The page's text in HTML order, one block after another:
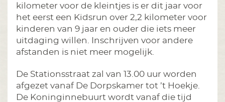
kilometer voor de kleintjes is er dit jaar voor
het eerst een Kidsrun over 2,2 kilometer voor
kinderen van 9 jaar en ouder die iets meer
uitdaging willen. Inschrijven voor andere
afstanden is niet meer mogelijk.
De Stationsstraat zal van 13.00 uur worden
afgezet vanaf De Dorpskamer tot ’t Hoekje.
De Koninginnebuurt wordt vanaf die tijd